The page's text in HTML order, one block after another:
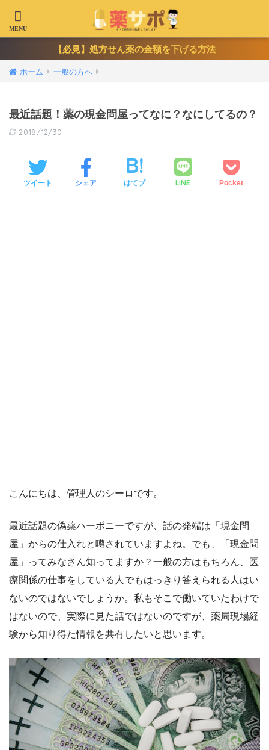
【必見】処方せん薬の金額を下げる方法
ホーム 一般の方へ
最近話題！薬の現金問屋ってなに？なにしてるの？
2018/12/30
ツイート シェア はてブ LINE Pocket
こんにちは、管理人のシーロです。
最近話題の偽薬ハーボニーですが、話の発端は「現金問
屋」からの仕入れと噂されていますよね。でも、「現金問
屋」ってみなさん知ってますか？一般の方はもちろん、医
療関係の仕事をしている人でもはっきり答えられる人はい
ないのではないでしょうか。私もそこで働いていたわけで
はないので、実際に見た話ではないのですが、薬局現場経
験から知り得た情報を共有したいと思います。